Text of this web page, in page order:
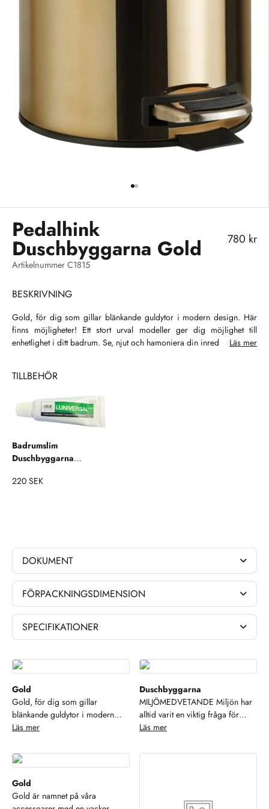
Gå till 1
Gå till 2
Pedalhink
Duschbyggarna Gold REA-pris
780 kr
Artikelnummer C1815
BESKRIVNING
Gold, för dig som gillar blänkande guldytor i modern design. Här
finns möjligheter! Ett stort urval modeller ger dig möjlighet till
enhetlighet i ditt badrum. Se, njut och hamoniera din inredning!Läs mer
TILLBEHÖR
Badrumslim
Duschbyggarna
Accessoarer
220 SEK
DOKUMENT
FÖRPACKNINGSDIMENSION
SPECIFIKATIONER
Gold
Gold, för dig som gillar
blänkande guldytor i modern
design. Här finns möjligheter! Ett
möjlighet till enhetlighet i ditt
badrum. Se, njut och hamoniera
din inredning!
Läs mer
Duschbyggarna
MILJÖMEDVETANDE Miljön har
alltid varit en viktig fråga för
Duschbyggarna. Alltifrån små
resurssparande verksamhet till att
dessutom anslutna till REPA,
Läs mer
Gold
Gold är namnet på våra